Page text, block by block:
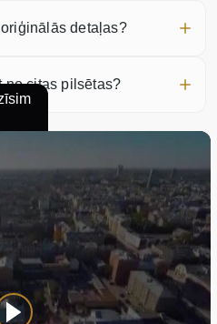
detaļas?
no citas pilsētas?